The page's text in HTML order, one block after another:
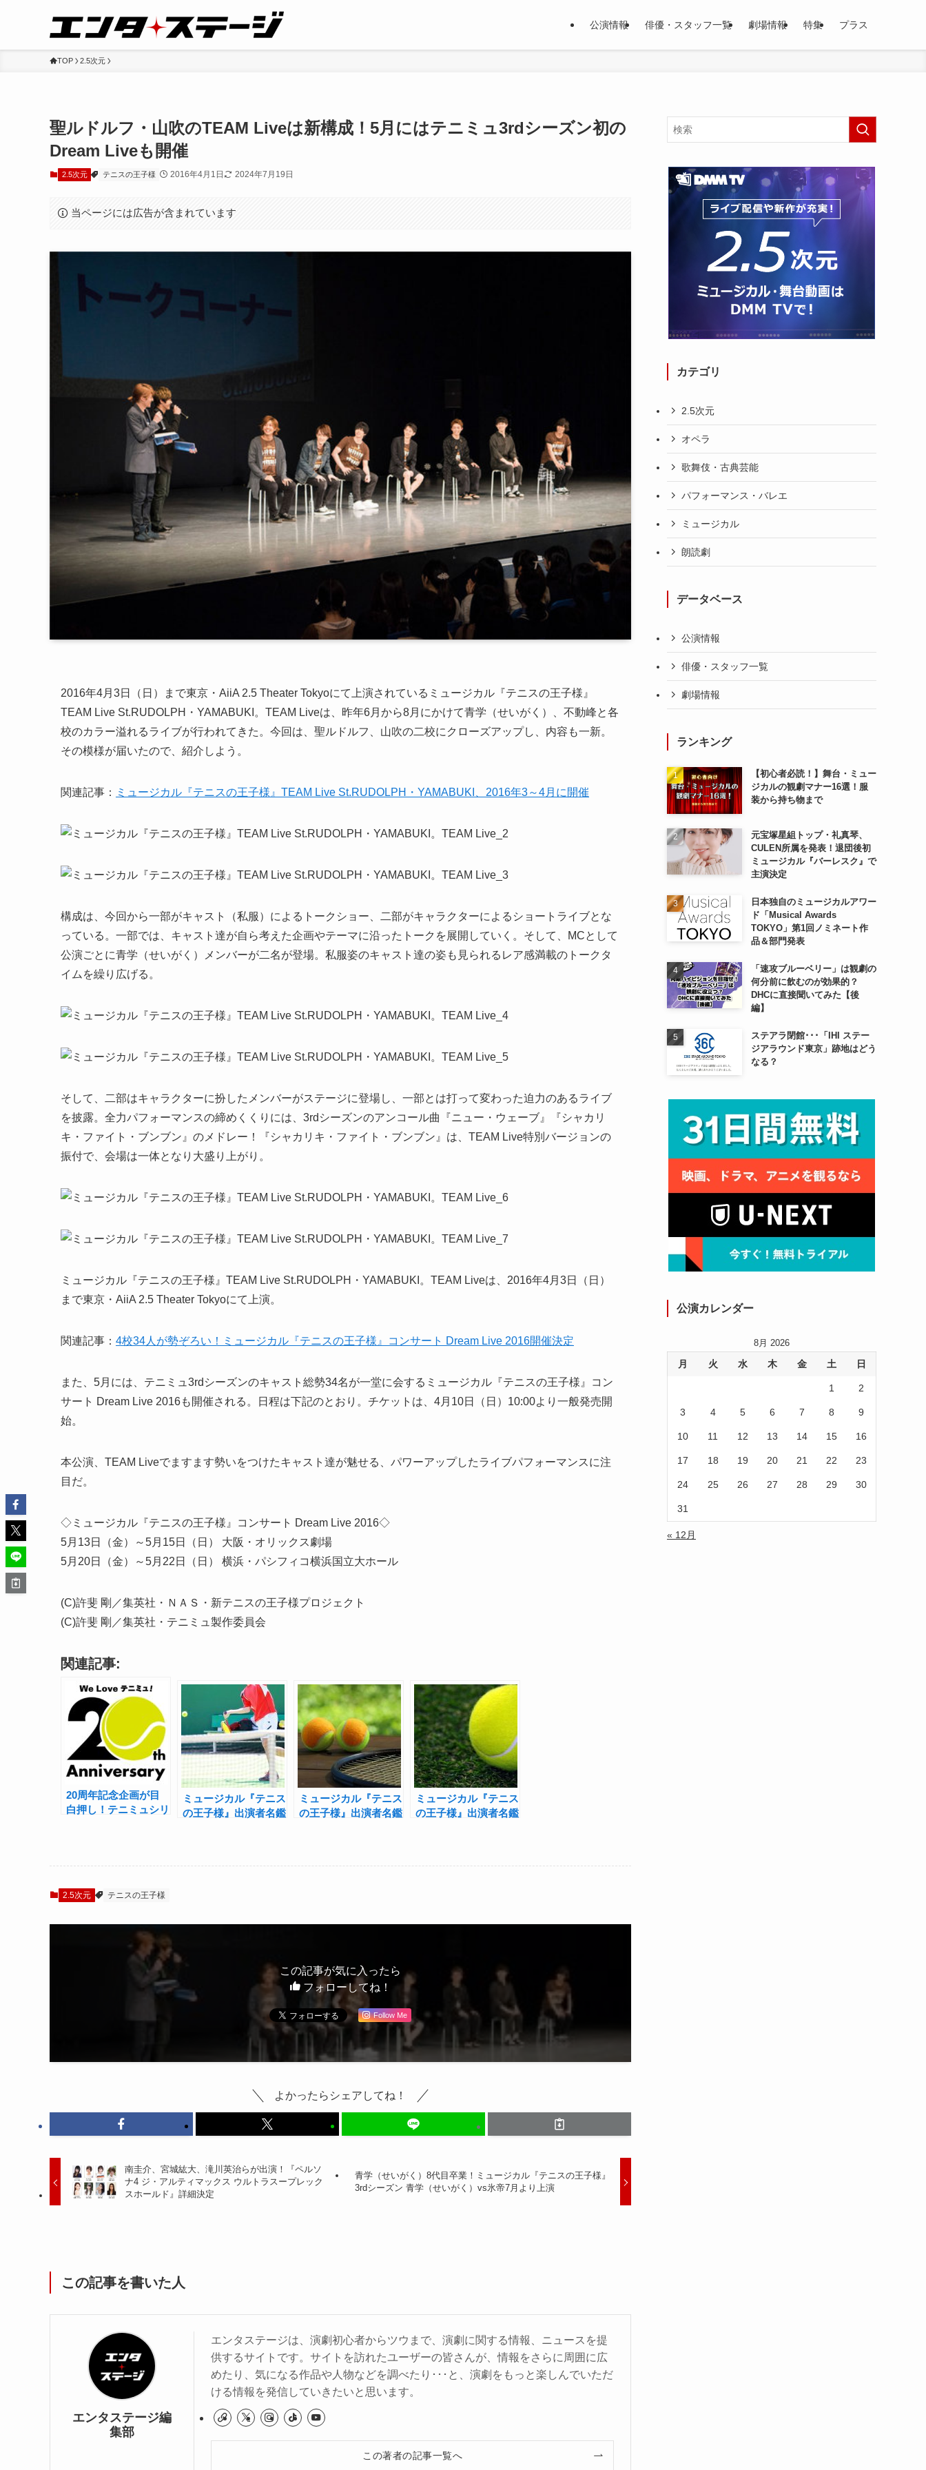
公演情報 俳優・スタッフ一覧 劇場情報 特集 プラス
TOP 2.5次元
聖ルドルフ・山吹のTEAM Liveは新構成！5月にはテニミュ3rdシーズン初の
Dream Liveも開催
2.5次元 テニスの王子様 2016年4月1日 2024年7月19日
当ページには広告が含まれています
2016年4月3日（日）まで東京・AiiA 2.5 Theater Tokyoにて上演されているミュージカル『テニスの王子様』
TEAM Live St.RUDOLPH・YAMABUKI。TEAM Liveは、昨年6月から8月にかけて青学（せいがく）、不動峰と各
校のカラー溢れるライブが行われてきた。今回は、聖ルドルフ、山吹の二校にクローズアップし、内容も一新。
その模様が届いたので、紹介しよう。
関連記事： ミュージカル『テニスの王子様』TEAM Live St.RUDOLPH・YAMABUKI、2016年3～4月に開催
構成は、今回から一部がキャスト（私服）によるトークショー、二部がキャラクターによるショートライブとな
っている。一部では、キャスト達が自ら考えた企画やテーマに沿ったトークを展開していく。そして、MCとして
公演ごとに青学（せいがく）メンバーが二名が登場。私服姿のキャスト達の姿も見られるレア感満載のトークタ
イムを繰り広げる。
そして、二部はキャラクターに扮したメンバーがステージに登場し、一部とは打って変わった迫力のあるライブ
を披露。全力パフォーマンスの締めくくりには、3rdシーズンのアンコール曲『ニュー・ウェーブ』『シャカリ
キ・ファイト・ブンブン』のメドレー！『シャカリキ・ファイト・ブンブン』は、TEAM Live特別バージョンの
振付で、会場は一体となり大盛り上がり。
ミュージカル『テニスの王子様』TEAM Live St.RUDOLPH・YAMABUKI。TEAM Liveは、2016年4月3日（日）
まで東京・AiiA 2.5 Theater Tokyoにて上演。
関連記事： 4校34人が勢ぞろい！ミュージカル『テニスの王子様』コンサート Dream Live 2016開催決定
また、5月には、テニミュ3rdシーズンのキャスト総勢34名が一堂に会するミュージカル『テニスの王子様』コン
サート Dream Live 2016も開催される。日程は下記のとおり。チケットは、4月10日（日）10:00より一般発売開
始。
本公演、TEAM Liveでますます勢いをつけたキャスト達が魅せる、パワーアップしたライブパフォーマンスに注
目だ。
◇ミュージカル『テニスの王子様』コンサート Dream Live 2016◇
5月13日（金）～5月15日（日） 大阪・オリックス劇場
5月20日（金）～5月22日（日） 横浜・パシフィコ横浜国立大ホール
(C)許斐 剛／集英社・ＮＡＳ・新テニスの王子様プロジェクト
(C)許斐 剛／集英社・テニミュ製作委員会
関連記事:
20周年記念企画が目
白押し！テニミュシリ
ミュージカル『テニス
の王子様』出演者名鑑
ミュージカル『テニス
の王子様』出演者名鑑
ミュージカル『テニス
の王子様』出演者名鑑
2.5次元 テニスの王子様
この記事が気に入ったら
フォローしてね！
Follow Me
よかったらシェアしてね！
南圭介、宮城紘大、滝川英治らが出演！『ペルソ
ナ4 ジ・アルティマックス ウルトラスープレック
スホールド』詳細決定
青学（せいがく）8代目卒業！ミュージカル『テニスの王子様』
3rdシーズン 青学（せいがく）vs氷帝7月より上演
この記事を書いた人
エンタステージ編
集部
エンタステージは、演劇初心者からツウまで、演劇に関する情報、ニュースを提
供するサイトです。サイトを訪れたユーザーの皆さんが、情報をさらに周囲に広
めたり、気になる作品や人物などを調べたり･･･と、演劇をもっと楽しんでいただ
ける情報を発信していきたいと思います。
この著者の記事一覧へ
カテゴリ
2.5次元
オペラ
歌舞伎・古典芸能
パフォーマンス・バレエ
ミュージカル
朗読劇
データベース
公演情報
俳優・スタッフ一覧
劇場情報
ランキング
【初心者必読！】舞台・ミュー
ジカルの観劇マナー16選！服
装から持ち物まで
元宝塚星組トップ・礼真琴、
CULEN所属を発表！退団後初
ミュージカル『バーレスク』で
主演決定
日本独自のミュージカルアワー
ド「Musical Awards
TOKYO」第1回ノミネート作
品＆部門発表
「速攻ブルーベリー」は観劇の
何分前に飲むのが効果的？
DHCに直接聞いてみた【後
編】
ステアラ閉館･･･「IHI ステー
ジアラウンド東京」跡地はどう
なる？
公演カレンダー
8月 2026
月 火 水 木 金 土 日
1 2
3 4 5 6 7 8 9
10 11 12 13 14 15 16
17 18 19 20 21 22 23
24 25 26 27 28 29 30
31
« 12月